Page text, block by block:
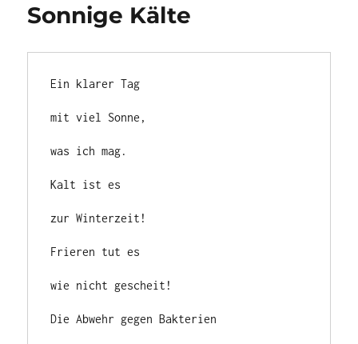
Sonnige Kälte
Ein klarer Tag
mit viel Sonne,
was ich mag.
Kalt ist es
zur Winterzeit!
Frieren tut es
wie nicht gescheit!
Die Abwehr gegen Bakterien